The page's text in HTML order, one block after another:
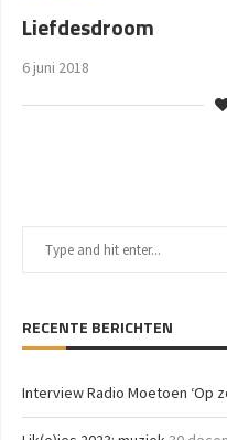
Liefdesdroom
6 juni 2018
RECENTE BERICHTEN
Interview Radio Moetoen ‘Op